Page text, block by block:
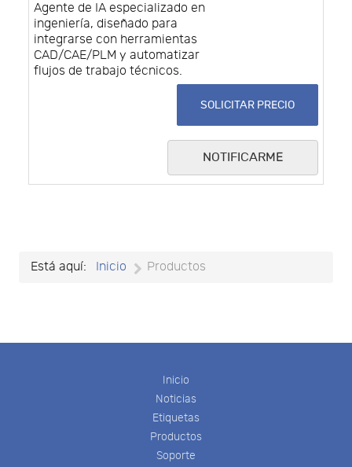
Agente de IA especializado en
ingeniería, diseñado para
integrarse con herramientas
CAD/CAE/PLM y automatizar
flujos de trabajo técnicos.
SOLICITAR PRECIO
NOTIFICARME
Está aquí: Inicio Productos
Inicio
Noticias
Etiquetas
Productos
Soporte